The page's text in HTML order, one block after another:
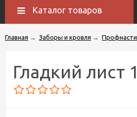
Каталог товаров
Главная → Заборы и кровля →
Гладкий лист